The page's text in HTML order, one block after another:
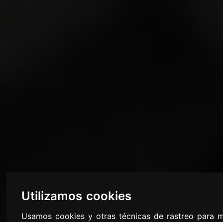
Utilizamos cookies
Usamos cookies y otras técnicas de rastreo para